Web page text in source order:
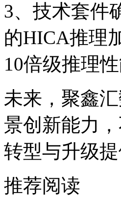
3、技术
的HICA推理
10倍级推理
未来，聚
景创新能力
转型与升级
推荐阅读